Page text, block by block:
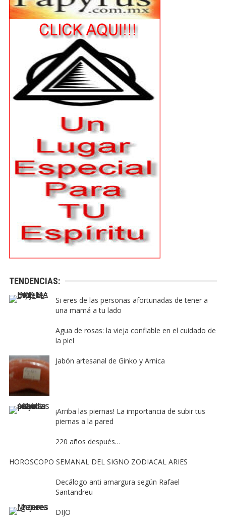
TENDENCIAS:
Si eres de las personas afortunadas de tener a
una mamá a tu lado
Agua de rosas: la vieja confiable en el cuidado de
la piel
Jabón artesanal de Ginko y Arnica
¡Arriba las piernas! La importancia de subir tus
piernas a la pared
220 años después…
HOROSCOPO SEMANAL DEL SIGNO ZODIACAL ARIES
Decálogo anti amargura según Rafael
Santandreu
DIJO